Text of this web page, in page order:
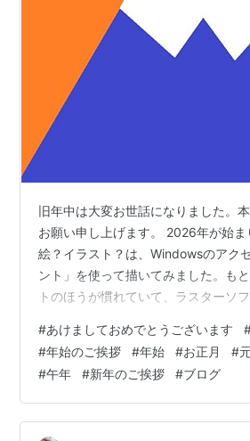
旧年中は大変お世話になりました。
お願い申し上げます。 2026年が始
絵？イラスト？は、Windowsのアク
ント」を使って描いてみました。も
トのほうが慣れていて、ラスターソ
少し前から無性に絵が描きたくて、画
ていたら、結構なお金がかかり、考え
んな場所がないことに気付き、パソコ
りで家も汚す余地がないことにも気
回初めてやってみたのですが、なぜ
#あけましておめでとうございます
#年始のご挨拶 #年始 #お正月 #
#午年 #新年のご挨拶 #ブログ